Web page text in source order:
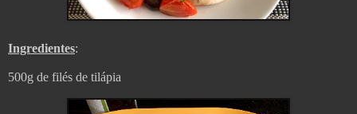
Ingredientes:
500g de filés de tilápia